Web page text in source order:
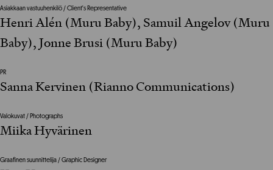
Asiakkaan vastuuhenkilö / Client's Representative
Henri Alén (Muru Baby), Samuil Angelov (Muru
Baby), Jonne Brusi (Muru Baby)
PR
Sanna Kervinen (Rianno Communications)
Valokuvat / Photographs
Miika Hyvärinen
Graafinen suunnittelija / Graphic Designer